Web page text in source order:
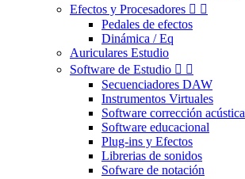
Efectos y Procesadores  
Pedales de efectos
Dinámica / Eq
Auriculares Estudio
Software de Estudio  
Secuenciadores DAW
Instrumentos Virtuales
Software corrección acústica
Software educacional
Plug-ins y Efectos
Librerias de sonidos
Sofware de notación